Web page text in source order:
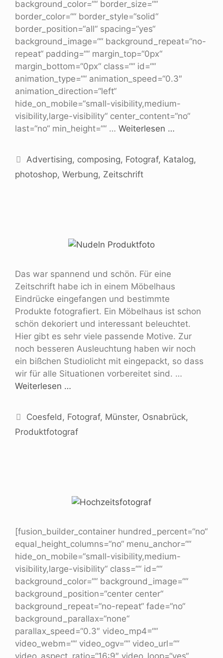
background_color=““ border_size=““
border_color=““ border_style=“solid“
border_position=“all“ spacing=“yes“
background_image=““ background_repeat=“no-
repeat“ padding=““ margin_top=“0px“
margin_bottom=“0px“ class=““ id=““
animation_type=““ animation_speed=“0.3″
animation_direction=“left“
hide_on_mobile=“small-visibility,medium-
visibility,large-visibility“ center_content=“no“
last=“no“ min_height=““ … Weiterlesen …
Advertising, composing, Fotograf, Katalog,
photoshop, Werbung, Zeitschrift
Das war spannend und schön. Für eine
Zeitschrift habe ich in einem Möbelhaus
Eindrücke eingefangen und bestimmte
Produkte fotografiert. Ein Möbelhaus ist schon
schön dekoriert und interessant beleuchtet.
Hier gibt es sehr viele passende Motive. Zur
noch besseren Ausleuchtung haben wir noch
ein bißchen Studiolicht mit eingepackt, so dass
wir für alle Situationen vorbereitet sind. …
Weiterlesen …
Coesfeld , Fotograf, Münster, Osnabrück,
Produktfotograf
[fusion_builder_container hundred_percent=“no“
equal_height_columns=“no“ menu_anchor=““
hide_on_mobile=“small-visibility,medium-
visibility,large-visibility“ class=““ id=““
background_color=““ background_image=““
background_position=“center center“
background_repeat=“no-repeat“ fade=“no“
background_parallax=“none“
parallax_speed=“0.3″ video_mp4=““
video_webm=““ video_ogv=““ video_url=““
video_aspect_ratio=“16:9″ video_loop=“yes“